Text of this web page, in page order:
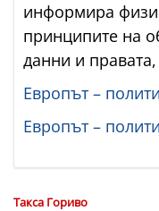
информира
принципите на
данни и
Европът –
Европът –
Такса Гориво